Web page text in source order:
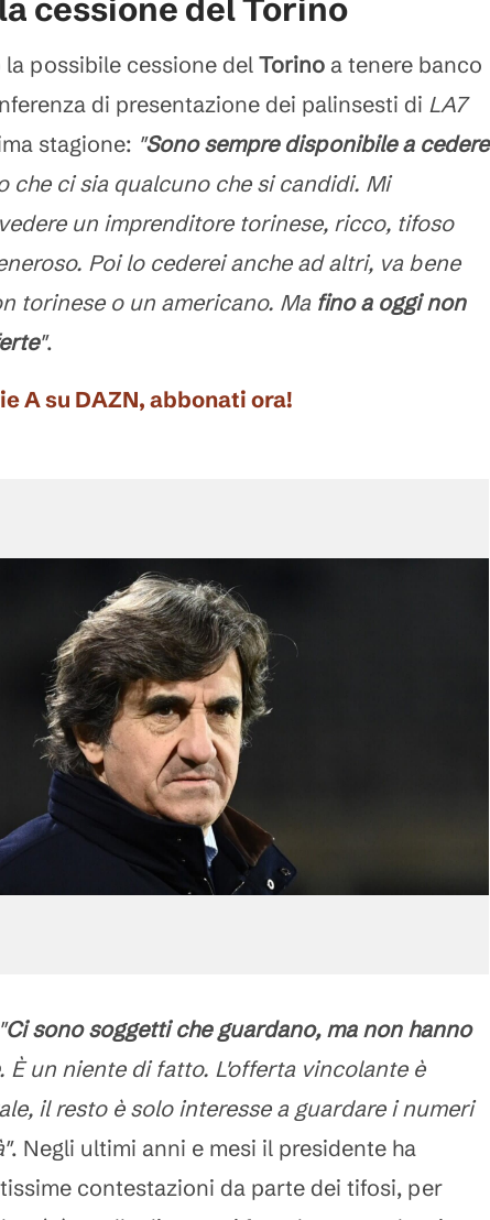
cessione del Torino
la possibile cessione del Torino a tenere banco
di presentazione dei palinsesti di LA7
stagione: "Sono sempre disponibile a cedere
che ci sia qualcuno che si candidi. Mi
un imprenditore torinese, ricco, tifoso
Poi lo cederei anche ad altri, va bene
torinese o un americano. Ma fino a oggi non
".
A su DAZN, abbonati ora!
"Ci sono soggetti che guardano, ma non hanno
. È un niente di fatto. L'offerta vincolante è
il resto è solo interesse a guardare i numeri
. Negli ultimi anni e mesi il presidente ha
contestazioni da parte dei tifosi, per